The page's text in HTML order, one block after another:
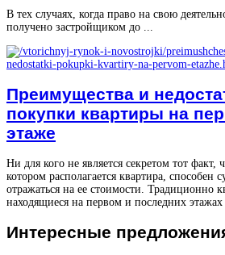
В тех случаях, когда право на свою
получено застройщиком до ...
Преимущества и
покупки квартиры на
этаже
Ни для кого не является секретом тот факт,
котором располагается квартира, способен
отражаться на ее стоимости. Традиционно
находящиеся на первом и последних этажах
Интересные